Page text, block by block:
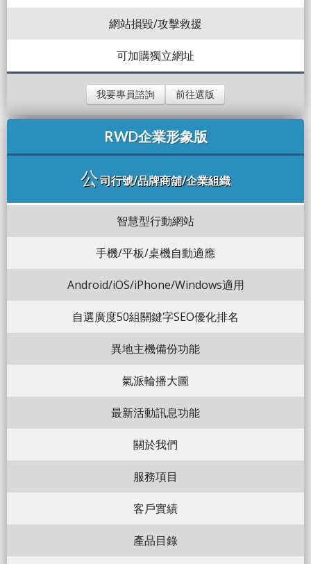
網站損毀/攻擊救援
可加購獨立網址
我要專員諮詢 前往選版
RWD企業形象版
公司行號/品牌商舖/企業組織
智慧型行動網站
手機/平板/桌機自動適應
Android/iOS/iPhone/Windows適用
自選廣度50組關鍵字SEO優化排名
異地主機備份功能
氣派輪播大圖
最新活動訊息功能
關於我們
服務項目
客戶實績
產品目錄